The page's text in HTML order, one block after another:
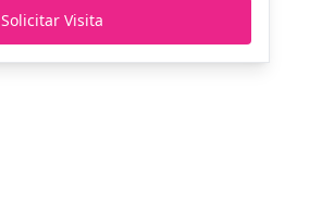
Solicitar Visita